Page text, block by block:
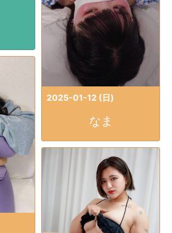
2025-01-12 (日)
なま